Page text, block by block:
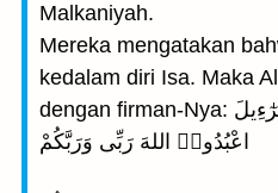
Malkaniyah.
Mereka mengatakan
kedalam diri Isa. Maka
dengan firman-Nya: وَقَالَ الْمَسِيحُ يٰبَنِىٓ إِسْرٰٓءِيلَ
اعْبُدُوا۟ اللهَ رَبِّى وَرَبَّكُمْ